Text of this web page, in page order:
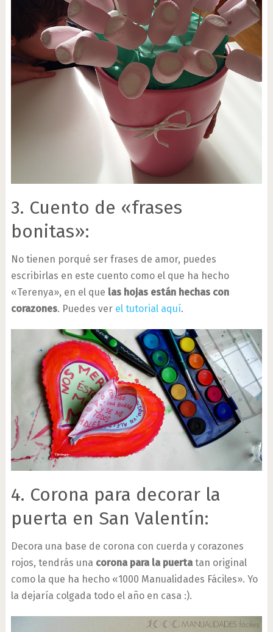
3. Cuento de «frases
bonitas»:
No tienen porqué ser frases de amor, puedes
escribirlas en este cuento como el que ha hecho
«Terenya», en el que las hojas están hechas con
corazones. Puedes ver el tutorial aquí.
4. Corona para decorar la
puerta en San Valentín:
Decora una base de corona con cuerda y corazones
rojos, tendrás una corona para la puertatan original
como la que ha hecho «1000 Manualidades Fáciles». Yo
la dejaría colgada todo el año en casa :).